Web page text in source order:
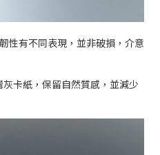
性有不同表現，並非破損，介意
卡紙，保留自然質感，並減少